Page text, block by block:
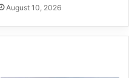
August 10, 2026